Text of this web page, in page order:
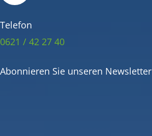
Telefon
0621 / 42 27 40
Abonnieren Sie unseren Newsletter